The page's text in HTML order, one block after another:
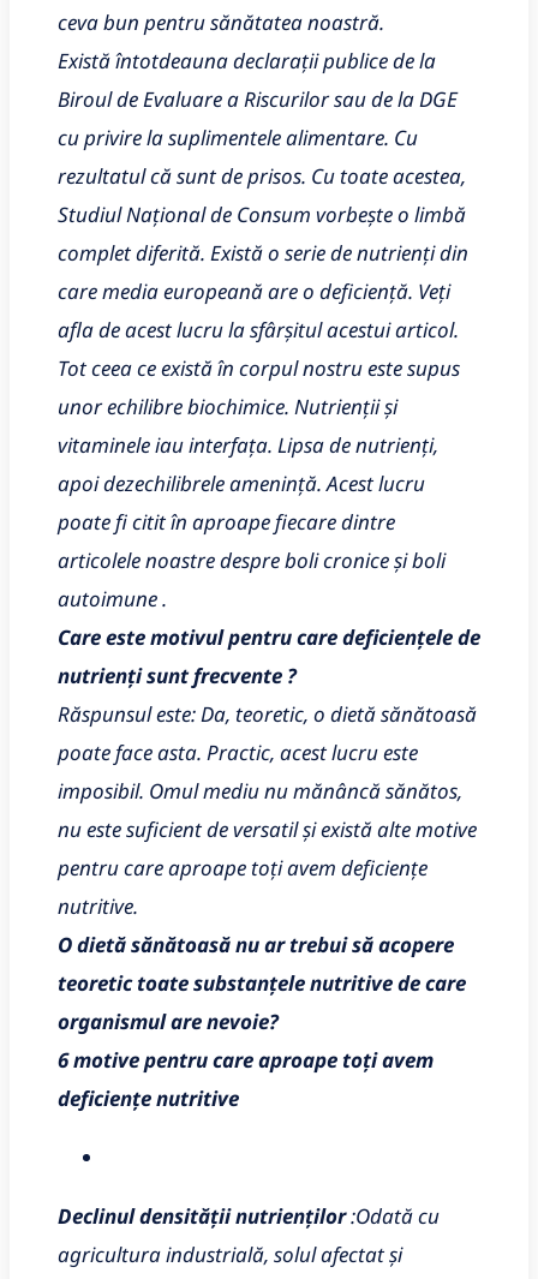
ceva bun pentru sănătatea noastră.
Există întotdeauna declarații publice de la
Biroul de Evaluare a Riscurilor sau de la DGE
cu privire la suplimentele alimentare. Cu
rezultatul că sunt de prisos. Cu toate acestea,
Studiul Național de Consum vorbește o limbă
complet diferită. Există o serie de nutrienți din
care media europeană are o deficiență. Veți
afla de acest lucru la sfârșitul acestui articol.
Tot ceea ce există în corpul nostru este supus
unor echilibre biochimice. Nutrienții și
vitaminele iau interfața. Lipsa de nutrienți,
apoi dezechilibrele amenință. Acest lucru
poate fi citit în aproape fiecare dintre
articolele noastre despre boli cronice și boli
autoimune .
Care este motivul pentru care deficiențele de
nutrienți sunt frecvente ?
Răspunsul este: Da, teoretic, o dietă sănătoasă
poate face asta. Practic, acest lucru este
imposibil. Omul mediu nu mănâncă sănătos,
nu este suficient de versatil și există alte motive
pentru care aproape toți avem deficiențe
nutritive.
O dietă sănătoasă nu ar trebui să acopere
teoretic toate substanțele nutritive de care
organismul are nevoie?
6 motive pentru care aproape toți avem
deficiențe nutritive
Declinul densității nutrienților:Odată cu
agricultura industrială, solul afectat și